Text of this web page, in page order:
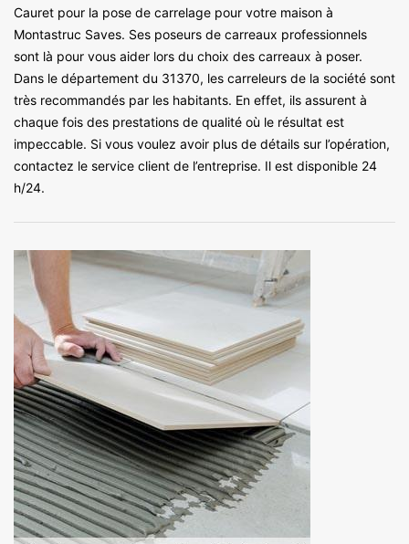
Cauret pour la pose de carrelage pour votre maison à
Montastruc Saves. Ses poseurs de carreaux professionnels
sont là pour vous aider lors du choix des carreaux à poser.
Dans le département du 31370, les carreleurs de la société sont
très recommandés par les habitants. En effet, ils assurent à
chaque fois des prestations de qualité où le résultat est
impeccable. Si vous voulez avoir plus de détails sur l’opération,
contactez le service client de l’entreprise. Il est disponible 24
h/24.